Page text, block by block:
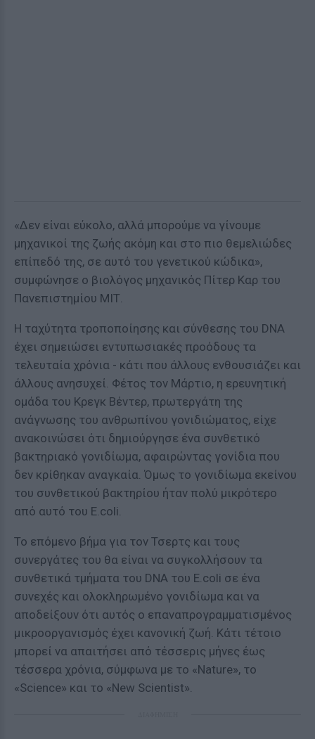
«Δεν είναι εύκολο, αλλά μπορούμε να γίνουμε
μηχανικοί της ζωής ακόμη και στο πιο θεμελιώδες
επίπεδό της, σε αυτό του γενετικού κώδικα»,
συμφώνησε ο βιολόγος μηχανικός Πίτερ Καρ του
Πανεπιστημίου ΜΙΤ.
Η ταχύτητα τροποποίησης και σύνθεσης του DNA
έχει σημειώσει εντυπωσιακές προόδους τα
τελευταία χρόνια - κάτι που άλλους ενθουσιάζει και
άλλους ανησυχεί. Φέτος τον Μάρτιο, η ερευνητική
ομάδα του Κρεγκ Βέντερ, πρωτεργάτη της
ανάγνωσης του ανθρωπίνου γονιδιώματος, είχε
ανακοινώσει ότι δημιούργησε ένα συνθετικό
βακτηριακό γονιδίωμα, αφαιρώντας γονίδια που
δεν κρίθηκαν αναγκαία. Όμως το γονιδίωμα εκείνου
του συνθετικού βακτηρίου ήταν πολύ μικρότερο
από αυτό του E.coli.
Το επόμενο βήμα για τον Τσερτς και τους
συνεργάτες του θα είναι να συγκολλήσουν τα
συνθετικά τμήματα του DNA του E.coli σε ένα
συνεχές και ολοκληρωμένο γονιδίωμα και να
αποδείξουν ότι αυτός ο επαναπρογραμματισμένος
μικροοργανισμός έχει κανονική ζωή. Κάτι τέτοιο
μπορεί να απαιτήσει από τέσσερις μήνες έως
τέσσερα χρόνια, σύμφωνα με το «Nature», το
«Science» και το «New Scientist».